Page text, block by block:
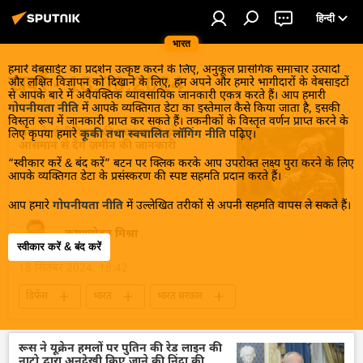
भारत
हिन्दी
हमारे वेबसाईट का प्रदर्शन उत्कृष्ट करने के लिए, अनुकूल प्रासंगिक समाचार उत्पादों
और लक्षित विज्ञापन को दिखाने के लिए, हम अपने और हमारे भागीदारों के वेबसाइटों
से आपके बारे में अवैयक्तिक व्यावसायिक जानकारी एकत्र करते हैं। आप हमारी
गोपनीयता नीति में आपके व्यक्तिगत डेटा का इस्तेमाल कैसे किया जाता है, इसकी
विस्तृत रूप में जानकारी प्राप्त कर सकते हैं। तकनीकों के विस्तृत वर्णन प्राप्त करने के
लिए कृपया हमारे कूकी तथा स्वचालित लॉगिंग नीति पढ़िए।
“स्वीकार करें & बंद करें” बटन पर क्लिक करके आप उपरोक्त लक्ष्य पुरा करने के लिए
आपके व्यक्तिगत डेटा के प्रसंस्करण की स्पष्ट सहमति प्रदान करते हैं।
आप हमारे गोपनीयता नीति में उल्लेखित तरीकों से अपनी सहमति वापस ले सकते हैं।
स्वीकार करें & बंद करें
खबरें - 18.09.2024
सेना के इंजीनियर्स की मदद करेंगे ड्रोन,
आसमान से देंगे ज़मीन की जानकारी
कृष्णमोहन मिश्रा
डिफेंस भारत
भारत सरकार
भारतीय सशस्‍त्र सेनाएँ
ड्रोन हमला ड्रोन
रूस ने यूक्रेन हमलों पर पुतिन की रेड लाइन की